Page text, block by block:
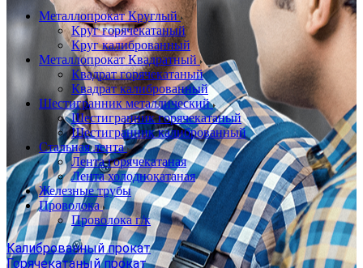
Металлопрокат Круглый
Круг горячекатаный
Круг калиброванный
Металлопрокат Квадратный
Квадрат горячекатаный
Квадрат калиброванный
Шестигранник металлический
Шестигранник горячекатаный
Шестигранник калиброванный
Стальная лента
Лента горячекатаная
Лента холоднокатаная
Железные трубы
Проволока
Проволока г/к
Калиброванный прокат
Горячекатаный прокат